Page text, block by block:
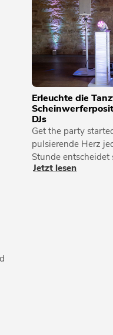
Erleuchte die
DJs
Get the party
pulsierende Herz
Stunde entscheidet
Jetzt lesen